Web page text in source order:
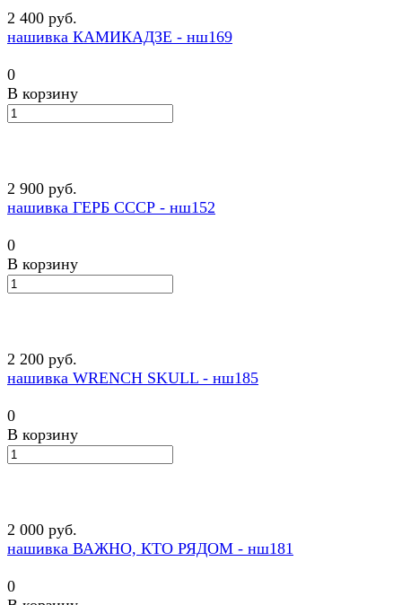
2 400 руб.
нашивка КАМИКАДЗЕ - нш169
0
В корзину
2 900 руб.
нашивка ГЕРБ СССР - нш152
0
В корзину
2 200 руб.
нашивка WRENCH SKULL - нш185
0
В корзину
2 000 руб.
нашивка ВАЖНО, КТО РЯДОМ - нш181
0